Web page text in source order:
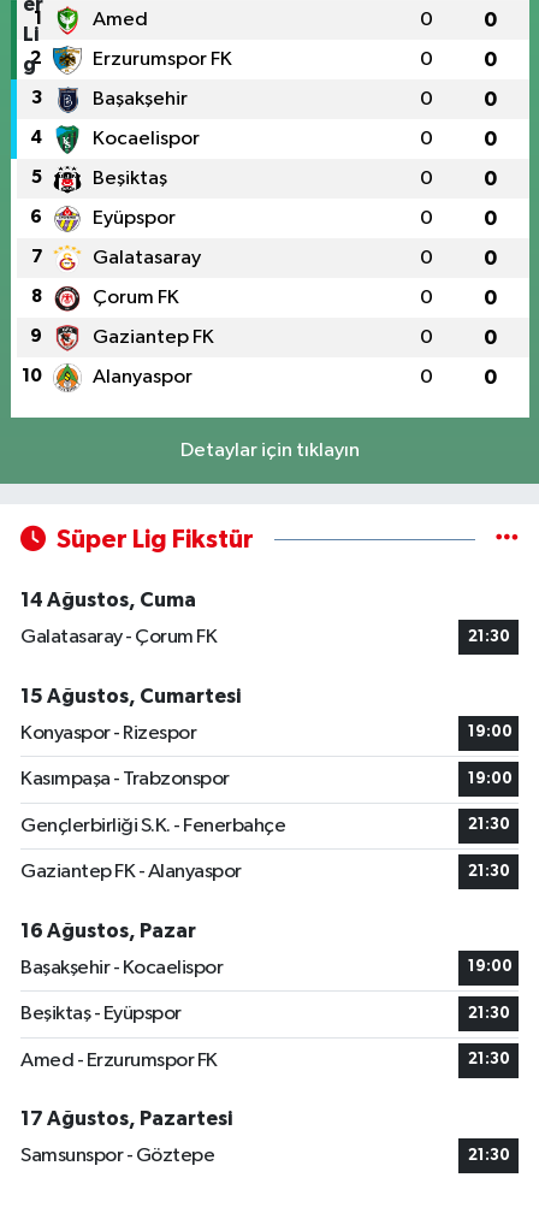
1 Amed 0 0
2 Erzurumspor FK 0 0
3 Başakşehir 0 0
4 Kocaelispor 0 0
5 Beşiktaş 0 0
6 Eyüpspor 0 0
7 Galatasaray 0 0
8 Çorum FK 0 0
9 Gaziantep FK 0 0
10 Alanyaspor 0 0
Detaylar için tıklayın
Süper Lig Fikstür
14 Ağustos, Cuma
Galatasaray - Çorum FK
21:30
15 Ağustos, Cumartesi
Konyaspor - Rizespor
19:00
Kasımpaşa - Trabzonspor 19:00
Gençlerbirliği S.K. - Fenerbahçe 21:30
Gaziantep FK - Alanyaspor 21:30
16 Ağustos, Pazar
Başakşehir - Kocaelispor
19:00
Beşiktaş - Eyüpspor 21:30
Amed - Erzurumspor FK 21:30
17 Ağustos, Pazartesi
Samsunspor - Göztepe
21:30